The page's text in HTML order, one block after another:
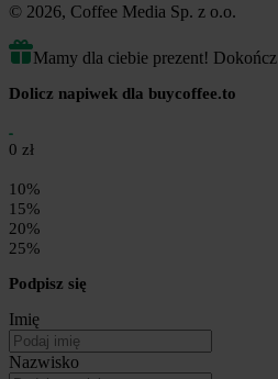
© 2026, Coffee Media Sp. z o.o.
Mamy dla ciebie prezent!
Dolicz napiwek dla buycoffee.to
0 zł
10%
15%
20%
25%
Podpisz się
Imię
Nazwisko